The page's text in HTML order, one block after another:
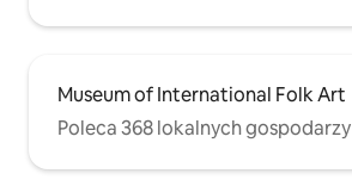
Museum of International Folk Art
Poleca 368 lokalnych gospodarzy